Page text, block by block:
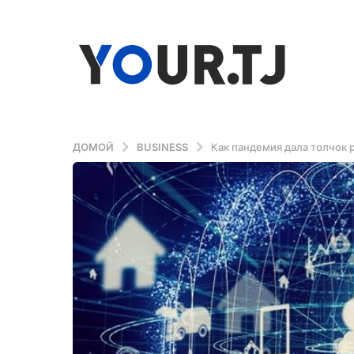
ДОМОЙ BUSINESS Как пандемия дала толчок